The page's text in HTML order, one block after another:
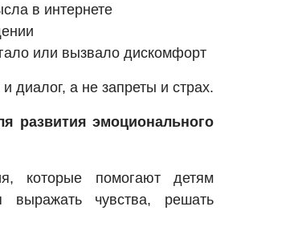
в интернете
или вызвало дискомфорт
диалог, а не запреты и страх.
развития эмоционального
которые помогают детям
выражать чувства, решать